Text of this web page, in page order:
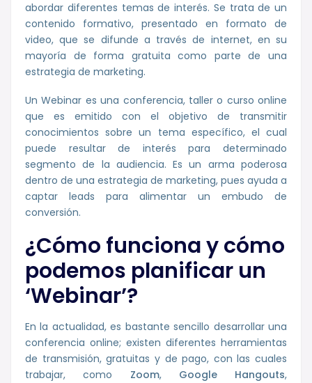
abordar diferentes temas de interés. Se trata de un
contenido formativo, presentado en formato de
video, que se difunde a través de internet, en su
mayoría de forma gratuita como parte de una
estrategia de marketing.
Un Webinar es una conferencia, taller o curso online
que es emitido con el objetivo de transmitir
conocimientos sobre un tema específico, el cual
puede resultar de interés para determinado
segmento de la audiencia. Es un arma poderosa
dentro de una estrategia de marketing, pues ayuda a
captar leads para alimentar un embudo de
conversión.
¿Cómo funciona y cómo
podemos planificar un
‘Webinar’?
En la actualidad, es bastante sencillo desarrollar una
conferencia online; existen diferentes herramientas
de transmisión, gratuitas y de pago, con las cuales
trabajar, como Zoom, Google Hangouts,